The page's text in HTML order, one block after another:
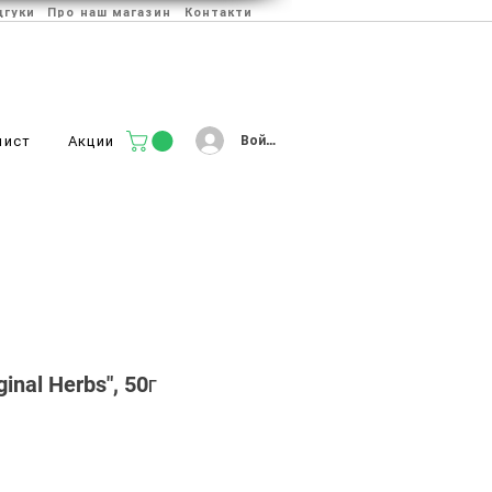
Про наш магазин Контакти
Акции Войти
Herbs", 50г